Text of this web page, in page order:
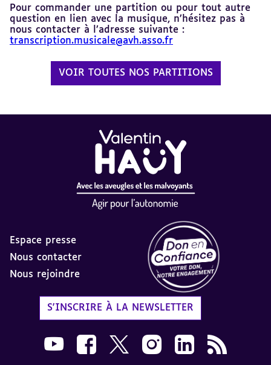
Pour commander une partition ou pour tout autre
question en lien avec la musique, n’hésitez pas à
nous contacter à l’adresse suivante :
transcription.musicale@avh.asso.fr
VOIR TOUTES NOS PARTITIONS
Espace presse
Nous contacter
Nous rejoindre
S'INSCRIRE À LA NEWSLETTER
Nous suivre sur Youtube AVH dans une
Nous suivre sur Facebook AVH dans
Nous suivre sur X AVH dans une
Nous suivre sur Instagram
Nous suivre sur
Flux RSS